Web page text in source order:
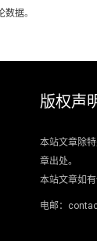
数据。
版权声
本站文章除
章出处。
本站文章如
电邮：